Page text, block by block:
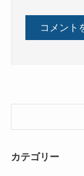
カテゴリー